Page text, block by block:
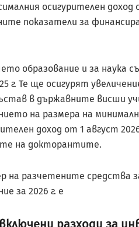
осигурителен
показатели за
образование и за наука
г. Те ще осигурят
в държавните висши
на размера на
доход от 1 август
на докторантите.
на разчетените средства
за 2026 г. е
разходи за